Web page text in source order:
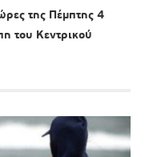
της Πέμπτης 4
του Κεντρικού